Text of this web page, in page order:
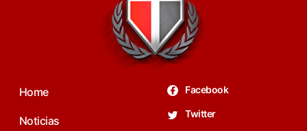
Home
Noticias
Facebook
Twitter